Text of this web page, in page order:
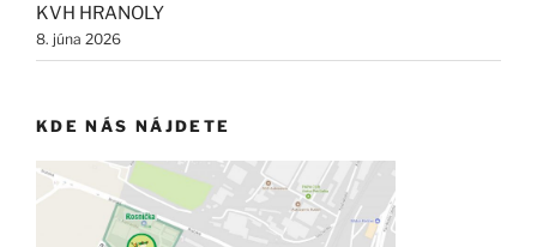
KVH HRANOLY
8. júna 2026
KDE NÁS NÁJDETE